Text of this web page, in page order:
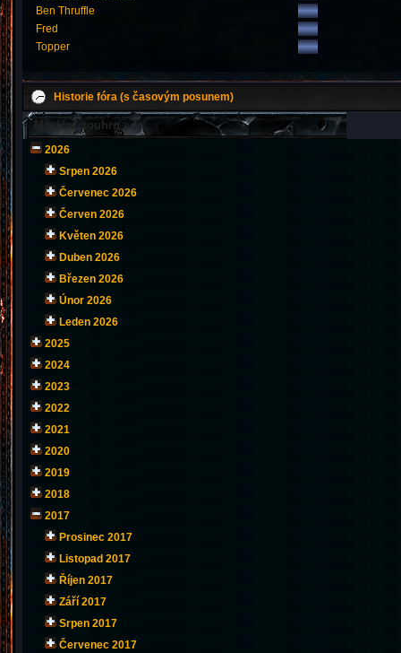
Ben Thruffle
Fred
Topper
Historie fóra (s časovým posunem)
Měsíční souhrn
2026
Srpen 2026
Červenec 2026
Červen 2026
Květen 2026
Duben 2026
Březen 2026
Únor 2026
Leden 2026
2025
2024
2023
2022
2021
2020
2019
2018
2017
Prosinec 2017
Listopad 2017
Říjen 2017
Září 2017
Srpen 2017
Červenec 2017